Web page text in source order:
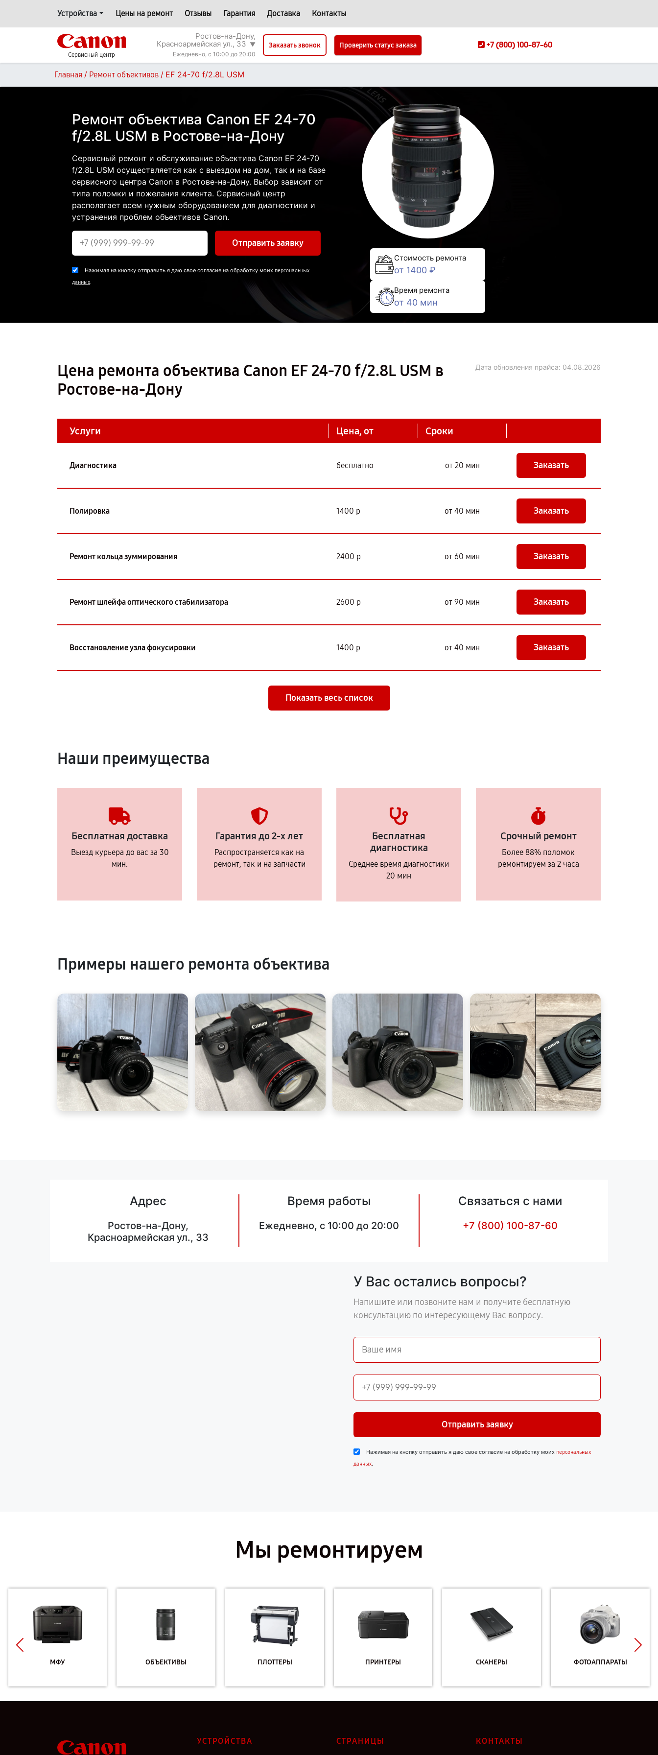
Устройства Цены на ремонт Отзывы Гарантия Доставка Контакты
Сервисный центр
Ростов-на-Дону,
Красноармейская ул., 33 ▼
Ежедневно, с 10:00 до 20:00
Заказать звонок Проверить статус заказа +7 (800) 100-87-60
Главная / Ремонт объективов / EF 24-70 f/2.8L USM
Ремонт объектива Canon EF 24-70
f/2.8L USM в Ростове-на-Дону
Сервисный ремонт и обслуживание объектива Canon EF 24-70
f/2.8L USM осуществляется как с выездом на дом, так и на базе
сервисного центра Canon в Ростове-на-Дону. Выбор зависит от
типа поломки и пожелания клиента. Сервисный центр
располагает всем нужным оборудованием для диагностики и
устранения проблем объективов Canon.
Отправить заявку
Нажимая на кнопку отправить я даю свое согласие на обработку моих персональных
данных.
Стоимость ремонта
от 1400 ₽
Время ремонта
от 40 мин
Цена ремонта объектива Canon EF 24-70 f/2.8L USM в
Ростове-на-Дону
Дата обновления прайса: 04.08.2026
Услуги Цена, от Сроки
Диагностика бесплатно от 20 мин Заказать
Полировка 1400 р от 40 мин Заказать
Ремонт кольца зуммирования 2400 р от 60 мин Заказать
Ремонт шлейфа оптического стабилизатора 2600 р от 90 мин Заказать
Восстановление узла фокусировки 1400 р от 40 мин Заказать
Показать весь список
Наши преимущества
Бесплатная доставка
Выезд курьера до вас за 30
мин.
Гарантия до 2-х лет
Распространяется как на
ремонт, так и на запчасти
Бесплатная
диагностика
Среднее время диагностики
20 мин
Срочный ремонт
Более 88% поломок
ремонтируем за 2 часа
Примеры нашего ремонта объектива
Адрес
Ростов-на-Дону,
Красноармейская ул., 33
Время работы
Ежедневно, с 10:00 до 20:00
Связаться с нами
+7 (800) 100-87-60
У Вас остались вопросы?
Напишите или позвоните нам и получите бесплатную
консультацию по интересующему Вас вопросу.
Отправить заявку
Нажимая на кнопку отправить я даю свое согласие на обработку моих персональных
данных.
Мы ремонтируем
МФУ ОБЪЕКТИВЫ ПЛОТТЕРЫ ПРИНТЕРЫ СКАНЕРЫ ФОТОАППАРАТЫ
УСТРОЙСТВА СТРАНИЦЫ КОНТАКТЫ